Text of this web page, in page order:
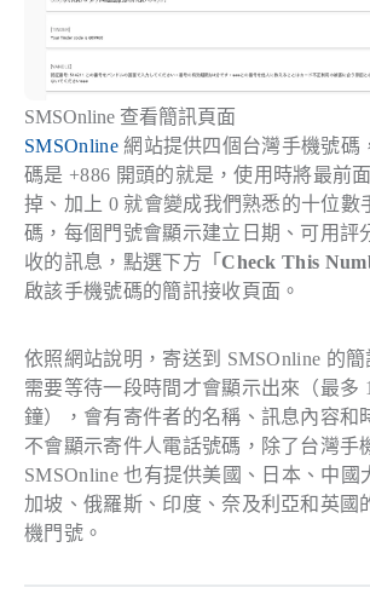
SMSOnline 查看簡訊頁面
SMSOnline網站提供四個台灣手機號碼
碼是 +886 開頭的就是，使用時將最前
掉、加上 0 就會變成我們熟悉的十位數
碼，每個門號會顯示建立日期、可用評
收的訊息，點選下方「Check This
啟該手機號碼的簡訊接收頁面。
依照網站說明，寄送到 SMSOnline 的
需要等待一段時間才會顯示出來（最多
鐘），會有寄件者的名稱、訊息內容和
不會顯示寄件人電話號碼，除了台灣手
SMSOnline 也有提供美國、日本、中國
加坡、俄羅斯、印度、奈及利亞和英國
機門號。